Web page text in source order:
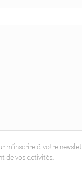
m'inscrire à votre
de vos activités.